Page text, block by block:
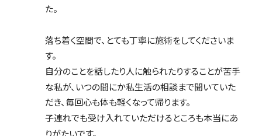
た。
落ち着く空間で、とても丁寧に施術をしてくださいま
す。
自分のことを話したり人に触られたりすることが苦手
な私が、いつの間にか私生活の相談まで聞いていた
だき、毎回心も体も軽くなって帰ります。
子連れでも受け入れていただけるところも本当にあ
りがたいです。